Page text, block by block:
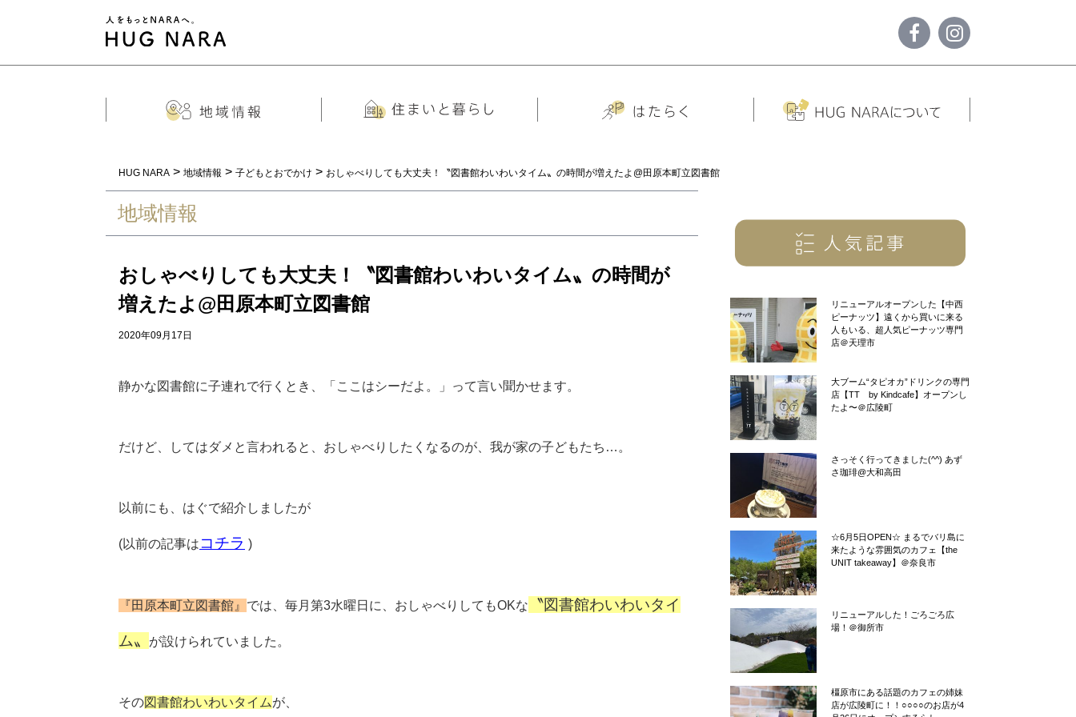
HUG NARA > 地域情報 > 子どもとおでかけ > おしゃべりしても大丈夫！〝図書館わいわいタイム〟の時間が増えたよ@田原本町立図書館
地域情報
おしゃべりしても大丈夫！〝図書館わいわいタイム〟の時間が
増えたよ@田原本町立図書館
2020年09月17日
静かな図書館に子連れで行くとき、「ここはシーだよ。」って言い聞かせます。
だけど、してはダメと言われると、おしゃべりしたくなるのが、我が家の子どもたち…。
以前にも、はぐで紹介しましたが
(以前の記事は コチラ )
『田原本町立図書館』 では、毎月第3水曜日に、おしゃべりしてもOKな 〝図書館わいわいタイ
ム〟 が設けられていました。
その図書館わいわいタイムが、
リニューアルオープンした【中西
ピーナッツ】遠くから買いに来る
人もいる、超人気ピーナッツ専門
店＠天理市
大ブーム“タピオカ”ドリンクの専門
店【TT by Kindcafe】オープンし
たよ〜＠広陵町
さっそく行ってきました(^^) あず
さ珈琲@大和高田
☆6月5日OPEN☆ まるでバリ島に
来たような雰囲気のカフェ【the
UNIT takeaway】＠奈良市
リニューアルした！ごろごろ広
場！＠御所市
橿原市にある話題のカフェの姉妹
店が広陵町に！！○○○○のお店が4